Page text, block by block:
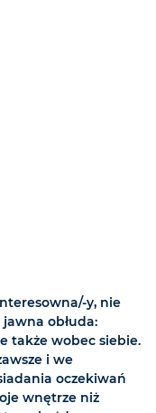
y, nie
obłuda:
także wobec siebie.
i we
oczekiwań
wnętrze niż